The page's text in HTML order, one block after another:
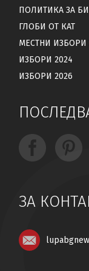
ПОЛИТИКА ЗА
ГЛОБИ ОТ КАТ
МЕСТНИ ИЗБОРИ
ИЗБОРИ 2024
ИЗБОРИ 2026
ЗА